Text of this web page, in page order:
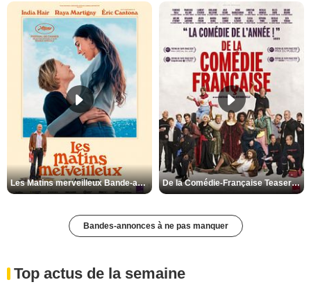
Les Matins merveilleux Bande-annonce VF De la Comédie-Française Teaser VF
Bandes-annonces à ne pas manquer
Top actus de la semaine